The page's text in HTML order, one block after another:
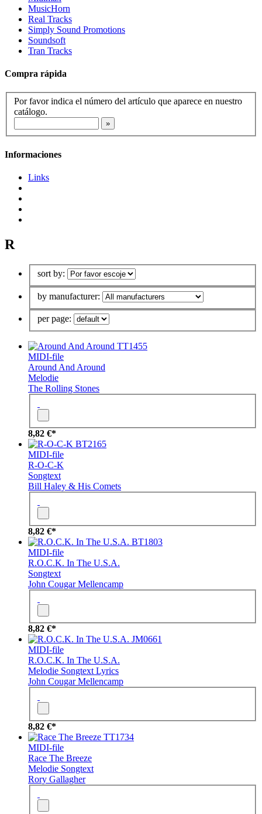
MusicHorn
Real Tracks
Simply Sound Promotions
Soundsoft
Tran Tracks
Compra rápida
Por favor indica el número del artículo que aparece en nuestro
catálogo.
Informaciones
Links
R
sort by:
by manufacturer:
per page:
TT1455
MIDI-file
Around And Around
Melodie
The Rolling Stones
8,82 €*
BT2165
MIDI-file
R-O-C-K
Songtext
Bill Haley & His Comets
8,82 €*
BT1803
MIDI-file
R.O.C.K. In The U.S.A.
Songtext
John Cougar Mellencamp
8,82 €*
JM0661
MIDI-file
R.O.C.K. In The U.S.A.
Melodie Songtext Lyrics
John Cougar Mellencamp
8,82 €*
TT1734
MIDI-file
Race The Breeze
Melodie Songtext
Rory Gallagher